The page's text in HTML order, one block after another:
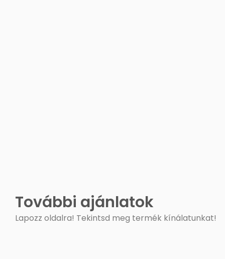
További ajánlatok
Lapozz oldalra! Tekintsd meg termék kínálatunkat!